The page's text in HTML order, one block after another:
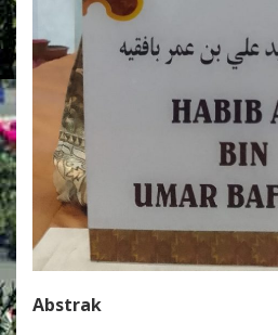
L
A
K
H
A
L
I
A
Abstrak